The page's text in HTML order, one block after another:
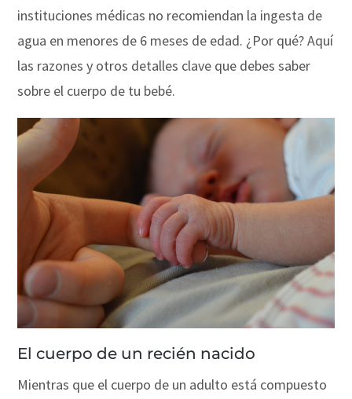
instituciones médicas no recomiendan la ingesta de
agua en menores de 6 meses de edad. ¿Por qué? Aquí
las razones y otros detalles clave que debes saber
sobre el cuerpo de tu bebé.
El cuerpo de un recién nacido
Mientras que el cuerpo de un adulto está compuesto